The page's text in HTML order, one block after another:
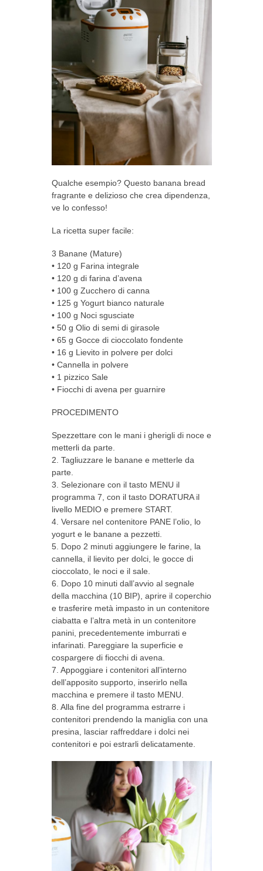
Qualche esempio? Questo banana bread
fragrante e delizioso che crea dipendenza,
ve lo confesso!
La ricetta super facile:
3 Banane (Mature)
• 120 g Farina integrale
• 120 g di farina d’avena
• 100 g Zucchero di canna
• 125 g Yogurt bianco naturale
• 100 g Noci sgusciate
• 50 g Olio di semi di girasole
• 65 g Gocce di cioccolato fondente
• 16 g Lievito in polvere per dolci
• Cannella in polvere
• 1 pizzico Sale
• Fiocchi di avena per guarnire
PROCEDIMENTO
Spezzettare con le mani i gherigli di noce e
metterli da parte.
2. Tagliuzzare le banane e metterle da
parte.
3. Selezionare con il tasto MENU il
programma 7, con il tasto DORATURA il
livello MEDIO e premere START.
4. Versare nel contenitore PANE l’olio, lo
yogurt e le banane a pezzetti.
5. Dopo 2 minuti aggiungere le farine, la
cannella, il lievito per dolci, le gocce di
cioccolato, le noci e il sale.
6. Dopo 10 minuti dall’avvio al segnale
della macchina (10 BIP), aprire il coperchio
e trasferire metà impasto in un contenitore
ciabatta e l’altra metà in un contenitore
panini, precedentemente imburrati e
infarinati. Pareggiare la superficie e
cospargere di fiocchi di avena.
7. Appoggiare i contenitori all’interno
dell’apposito supporto, inserirlo nella
macchina e premere il tasto MENU.
8. Alla fine del programma estrarre i
contenitori prendendo la maniglia con una
presina, lasciar raffreddare i dolci nei
contenitori e poi estrarli delicatamente.